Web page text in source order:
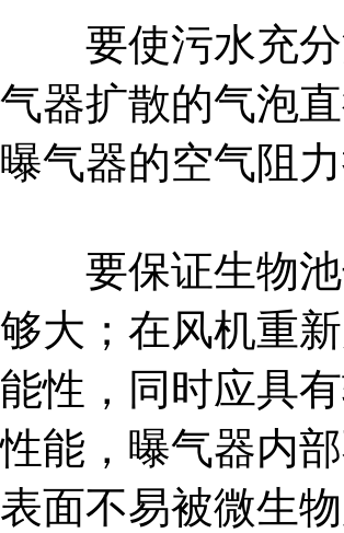
要使污水充分
气器扩散的气泡
曝气器的空气阻
要保证生物池
够大；在风机重
能性，同时应具
性能，曝气器内
表面不易被微生